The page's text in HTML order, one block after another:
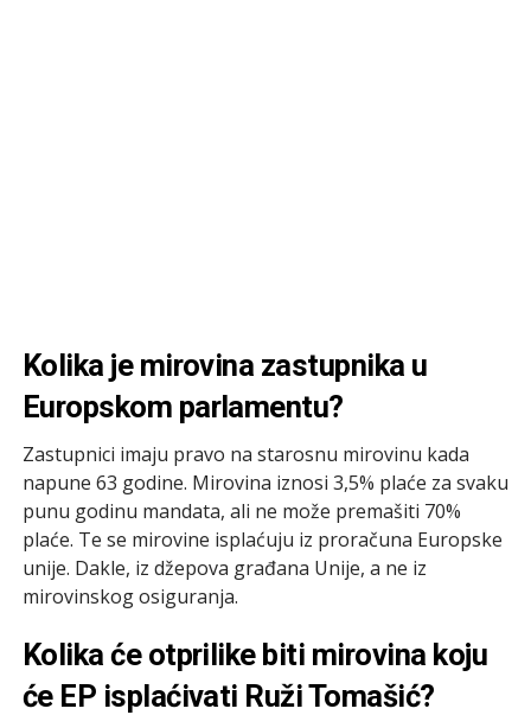
Kolika je mirovina zastupnika u
Europskom parlamentu?
Zastupnici imaju pravo na starosnu mirovinu kada
napune 63 godine. Mirovina iznosi 3,5% plaće za svaku
punu godinu mandata, ali ne može premašiti 70%
plaće. Te se mirovine isplaćuju iz proračuna Europske
unije. Dakle, iz džepova građana Unije, a ne iz
mirovinskog osiguranja.
Kolika će otprilike biti mirovina koju
će EP isplaćivati Ruži Tomašić?